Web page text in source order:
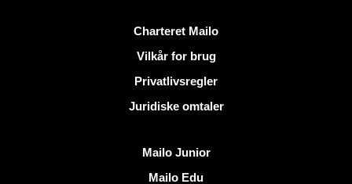
Charteret Mailo
Vilkår for brug
Privatlivsregler
Juridiske omtaler
Mailo Junior
Mailo Edu